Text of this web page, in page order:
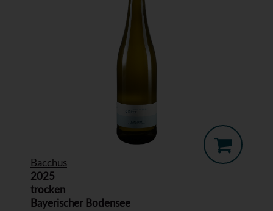
Bacchus
2025
trocken
Bayerischer Bodensee